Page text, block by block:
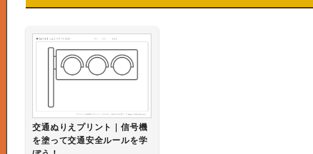
交通ぬりえプリント｜信号機
を塗って交通安全ルールを学